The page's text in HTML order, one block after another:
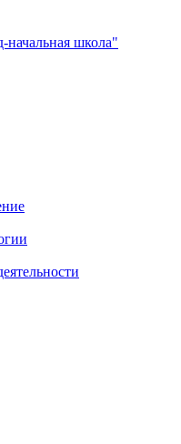
начальная школа"